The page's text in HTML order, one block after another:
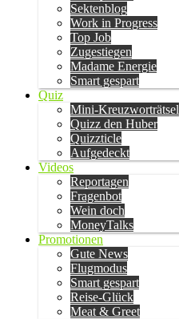
Sektenblog
Work in Progress
Top Job
Zugestiegen
Madame Energie
Smart gespart
Quiz
Mini-Kreuzworträtsel
Quizz den Huber
Quizzticle
Aufgedeckt
Videos
Reportagen
Fragenbot
Wein doch
MoneyTalks
Promotionen
Gute News
Flugmodus
Smart gespart
Reise-Glück
Meat & Greet